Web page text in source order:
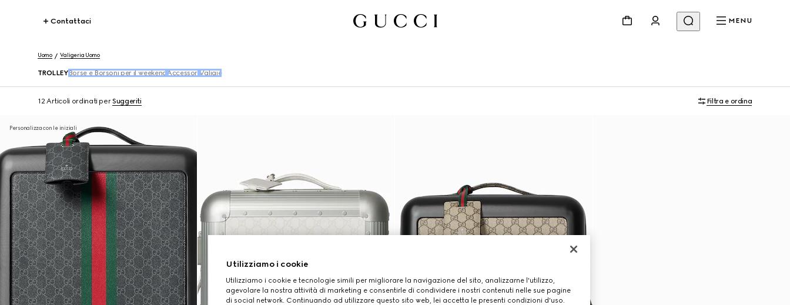
Contattaci MENU
Uomo Valigeria Uomo
TROLLEYBorse e Borsoni per il weekend Accessori Valigie
12 Articoli ordinati perSuggeriti Filtra e ordina
Personalizza con le iniziali
Utilizziamo i cookie
Utilizziamo i cookie e tecnologie simili per migliorare la navigazione del sito, analizzarne l'utilizzo,
agevolare la nostra attività di marketing e consentirle di condividere i nostri contenuti nelle sue pagine
di social network. Continuando ad utilizzare questo sito web, lei accetta le presenti condizioni d'uso.